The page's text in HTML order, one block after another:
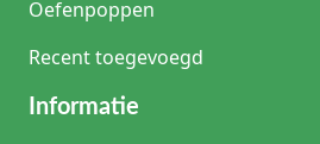
Oefenpoppen
Recent toegevoegd
Informatie